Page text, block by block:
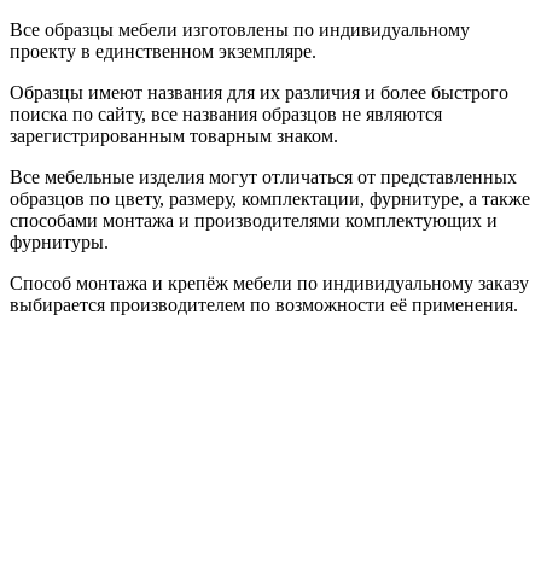
Все образцы мебели изготовлены по индивидуальному
проекту в единственном экземпляре.
Образцы имеют названия для их различия и более быстрого
поиска по сайту, все названия образцов не являются
зарегистрированным товарным знаком.
Все мебельные изделия могут отличаться от представленных
образцов по цвету, размеру, комплектации, фурнитуре, а также
способами монтажа и производителями комплектующих и
фурнитуры.
Способ монтажа и крепёж мебели по индивидуальному заказу
выбирается производителем по возможности её применения.